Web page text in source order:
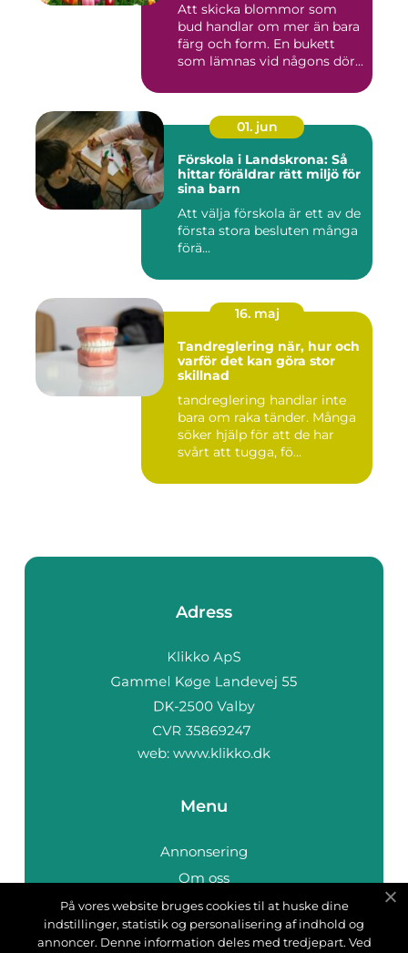
Att skicka blommor som
bud handlar om mer än bara
färg och form. En bukett
som lämnas vid någons dör...
01. jun
Förskola i Landskrona: Så
hittar föräldrar rätt miljö för
sina barn
Att välja förskola är ett av de
första stora besluten många
förä...
16. maj
Tandreglering när, hur och
varför det kan göra stor
skillnad
tandreglering handlar inte
bara om raka tänder. Många
söker hjälp för att de har
svårt att tugga, fö...
Adress
web: www.klikko.dk
Menu
Annonsering
Om oss
Cookies
Kontakta oss
På vores website bruges cookies til at huske dine
indstillinger, statistik og personalisering af indhold og
annoncer. Denne information deles med tredjepart. Ved